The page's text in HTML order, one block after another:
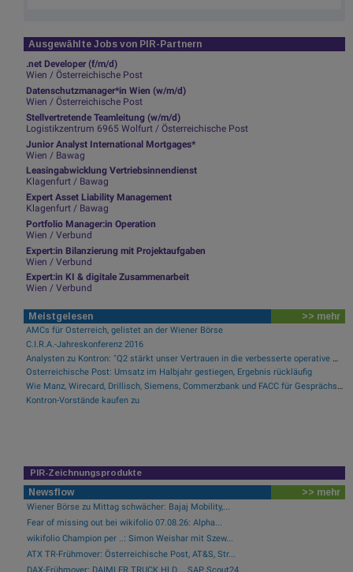
Ausgewählte Jobs von PIR-Partnern
.net Developer (f/m/d)
Wien / Österreichische Post
Datenschutzmanager*in Wien (w/m/d)
Wien / Österreichische Post
Stellvertretende Teamleitung (w/m/d)
Logistikzentrum 6965 Wolfurt / Österreichische Post
Junior Analyst International Mortgages*
Wien / Bawag
Leasingabwicklung Vertriebsinnendienst
Klagenfurt / Bawag
Expert Asset Liability Management
Klagenfurt / Bawag
Portfolio Manager:in Operation
Wien / Verbund
Expert:in Bilanzierung mit Projektaufgaben
Wien / Verbund
Expert:in KI & digitale Zusammenarbeit
Wien / Verbund
Meistgelesen >> mehr
AMCs für Österreich, gelistet an der Wiener Börse
C.I.R.A.-Jahreskonferenz 2016
Analysten zu Kontron: "Q2 stärkt unser Vertrauen in die verbesserte operative Qualität"
Österreichische Post: Umsatz im Halbjahr gestiegen, Ergebnis rückläufig
Wie Manz, Wirecard, Drillisch, Siemens, Commerzbank und FACC für Gesprächsstoff sorgten
Kontron-Vorstände kaufen zu
PIR-Zeichnungsprodukte
Newsflow >> mehr
Wiener Börse zu Mittag schwächer: Bajaj Mobility,...
Fear of missing out bei wikifolio 07.08.26: Alpha...
wikifolio Champion per ..: Simon Weishar mit Szew...
ATX TR-Frühmover: Österreichische Post, AT&S, Str...
DAX-Frühmover: DAIMLER TRUCK HLD..., SAP, Scout24...